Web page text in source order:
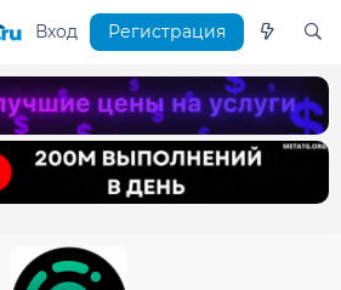
Вход Регистрация